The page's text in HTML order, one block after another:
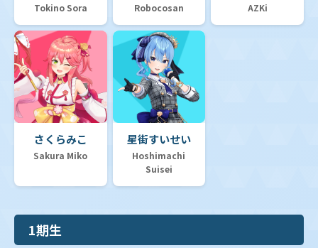
Tokino Sora Robocosan AZKi
さくらみこ
Sakura Miko
星街すいせい
Hoshimachi
Suisei
1期生